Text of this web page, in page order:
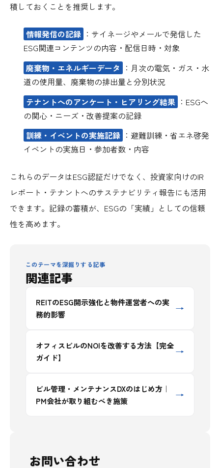
積しておくことを推奨します。
情報発信の記録 ：サイネージやメールで発信した
ESG関連コンテンツの内容・配信日時・対象
廃棄物・エネルギーデータ ：月次の電気・ガス・水
道の使用量、廃棄物の排出量と分別状況
テナントへのアンケート・ヒアリング結果 ：ESGへ
の関心・ニーズ・改善提案の記録
訓練・イベントの実施記録 ：避難訓練・省エネ啓発
イベントの実施日・参加者数・内容
これらのデータはESG認証だけでなく、投資家向けのIR
レポート・テナントへのサステナビリティ報告にも活用
できます。記録の蓄積が、ESGの「実績」としての信頼
性を高めます。
このテーマを深掘りする記事
関連記事
REITのESG開示強化と物件運営者への実
務的影響
→
オフィスビルのNOIを改善する方法【完全
ガイド】
→
ビル管理・メンテナンスDXのはじめ方｜
PM会社が取り組むべき施策
→
お問い合わせ